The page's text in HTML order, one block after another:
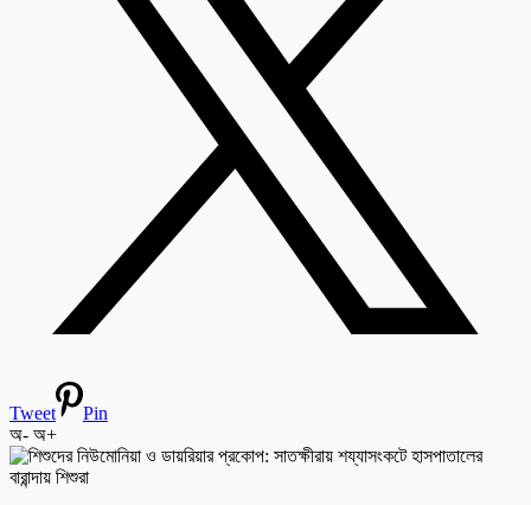
Tweet
Pin
অ- অ+